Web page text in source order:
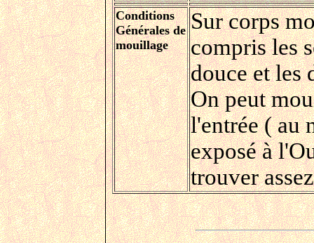
Conditions
Générales de
mouillage
Sur corps
compris les
douce et les
On peut
l'entrée ( au
exposé à
trouver